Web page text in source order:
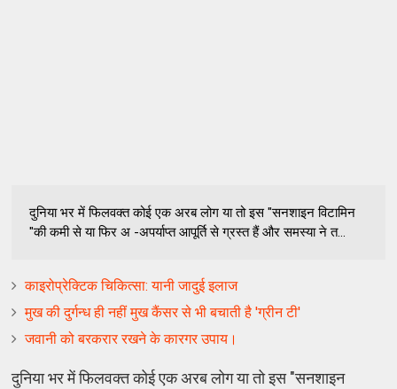
दुनिया भर में फिलवक्त कोई एक अरब लोग या तो इस "सनशाइन विटामिन
"की कमी से या फिर अ -अपर्याप्त आपूर्ति से ग्रस्त हैं और समस्या ने त...
काइरोप्रेक्टिक चिकित्सा: यानी जादुई इलाज
मुख की दुर्गन्ध ही नहीं मुख कैंसर से भी बचाती है 'ग्रीन टी'
जवानी को बरकरार रखने के कारगर उपाय।
दुनिया भर में फिलवक्त कोई एक अरब लोग या तो इस "सनशाइन